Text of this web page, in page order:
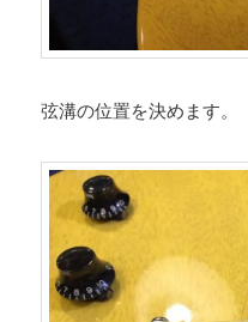
弦溝の位置を決めます。